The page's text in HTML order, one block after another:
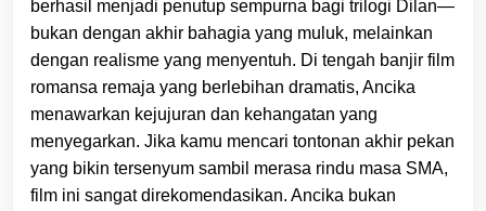
berhasil menjadi penutup sempurna bagi trilogi Dilan—
bukan dengan akhir bahagia yang muluk, melainkan
dengan realisme yang menyentuh. Di tengah banjir film
romansa remaja yang berlebihan dramatis, Ancika
menawarkan kejujuran dan kehangatan yang
menyegarkan. Jika kamu mencari tontonan akhir pekan
yang bikin tersenyum sambil merasa rindu masa SMA,
film ini sangat direkomendasikan. Ancika bukan